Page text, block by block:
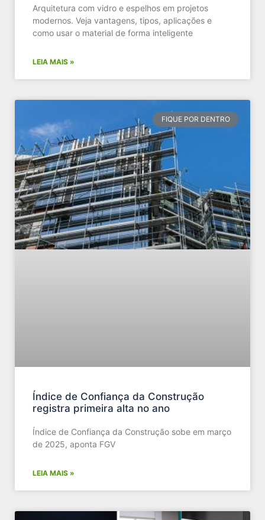
Arquitetura com vidro e espelhos em projetos
modernos. Veja vantagens, tipos, aplicações e
como usar o material de forma inteligente
LEIA MAIS »
FIQUE POR DENTRO
Índice de Confiança da Construção
registra primeira alta no ano
Índice de Confiança da Construção sobe em março
de 2025, aponta FGV
LEIA MAIS »